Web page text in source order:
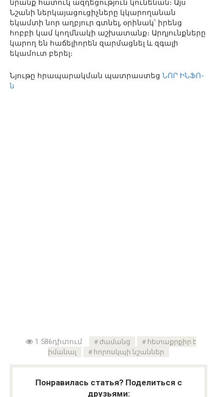
նրանք հատուկ ազդեցություն կունենան։ Այս
Նշանի ներկայացուցիչները կկարողանան
եկամտի նոր աղբյուր գտնել, օրինակ՝ իրենց
հոբբի կամ կողմնակի աշխատանք։ Արդյունքները
կարող են հաճելիորեն զարմացնել և զգալի
եկամուտ բերել։
Նյութը հրապարակման պատրաստեց ՆՈՐ ԻՆՖՈ-
ն
1 586դիտում ժամանց
հետաքրքիր է
իմանալ
հորոսկպի նշաններ
Понравилась статья? Поделиться с
друзьями: